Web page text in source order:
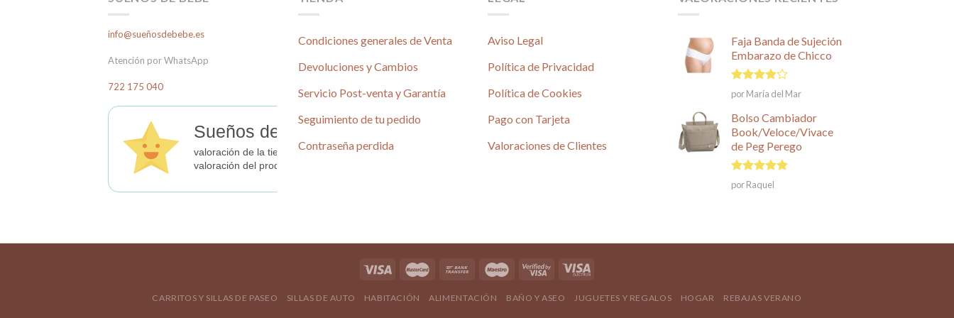
info@sueñosdebebe.es
Atención por WhatsApp
722 175 040
Sueños de Bebé
valoración de la tienda
4.80 / 5
valoración del producto
Condiciones generales de Venta
Devoluciones y Cambios
Servicio Post-venta y Garantía
Seguimiento de tu pedido
Contraseña perdida
Aviso Legal
Política de Privacidad
Política de Cookies
Pago con Tarjeta
Valoraciones de Clientes
Faja Banda de Sujeción
Embarazo de Chicco
Valorado
en
5
por María del Mar
Bolso Cambiador
Book/Veloce/Vivace
de Peg Perego
Valorado en
5
de 5
por Raquel
CARRITOS Y SILLAS DE PASEO SILLAS DE AUTO HABITACIÓN ALIMENTACIÓN BAÑO Y ASEO JUGUETES Y REGALOS HOGAR REBAJAS VERANO